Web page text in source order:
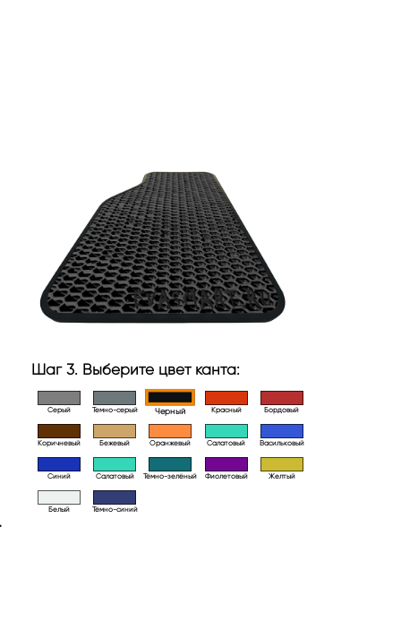
Шаг 3. Выберите цвет канта:
Серый Темно-серый Черный Красный Бордовый
Коричневый Бежевый Оранжевый Салатовый Васильковый
Синий Салатовый Тёмно-зелёный Фиолетовый Желтый
Белый Тёмно-синий